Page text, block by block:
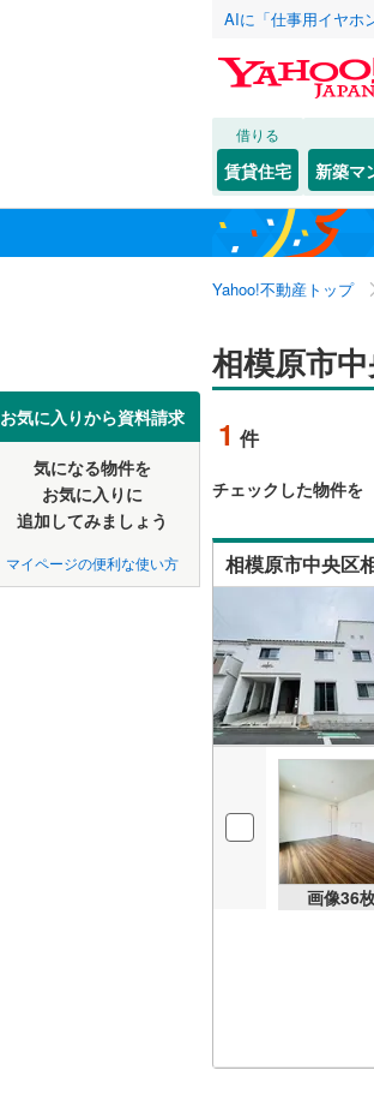
AIに「仕事用イヤホ
借りる
賃貸住宅 新築マ
Yahoo!不動産トップ
お気に入りから資料請求
気になる物件を
お気に入りに
追加してみましょう
マイページの便利な使い方
相模原市
1 件
チェックした物件を
相模原市中央区
画像36
北海道
東北
関東
信越・北陸
近畿
中国
九州・沖縄
該当物件
川崎市
横浜市
相模原市
神奈川県の
ほかの地域
該当物件
該当物件
JR
私鉄・その他
該当物件
該当物件
こだわり条件
該当物件